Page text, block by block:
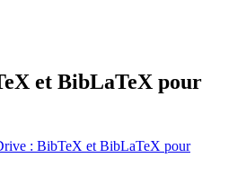
et BibLaTeX pour
: BibTeX et BibLaTeX pour